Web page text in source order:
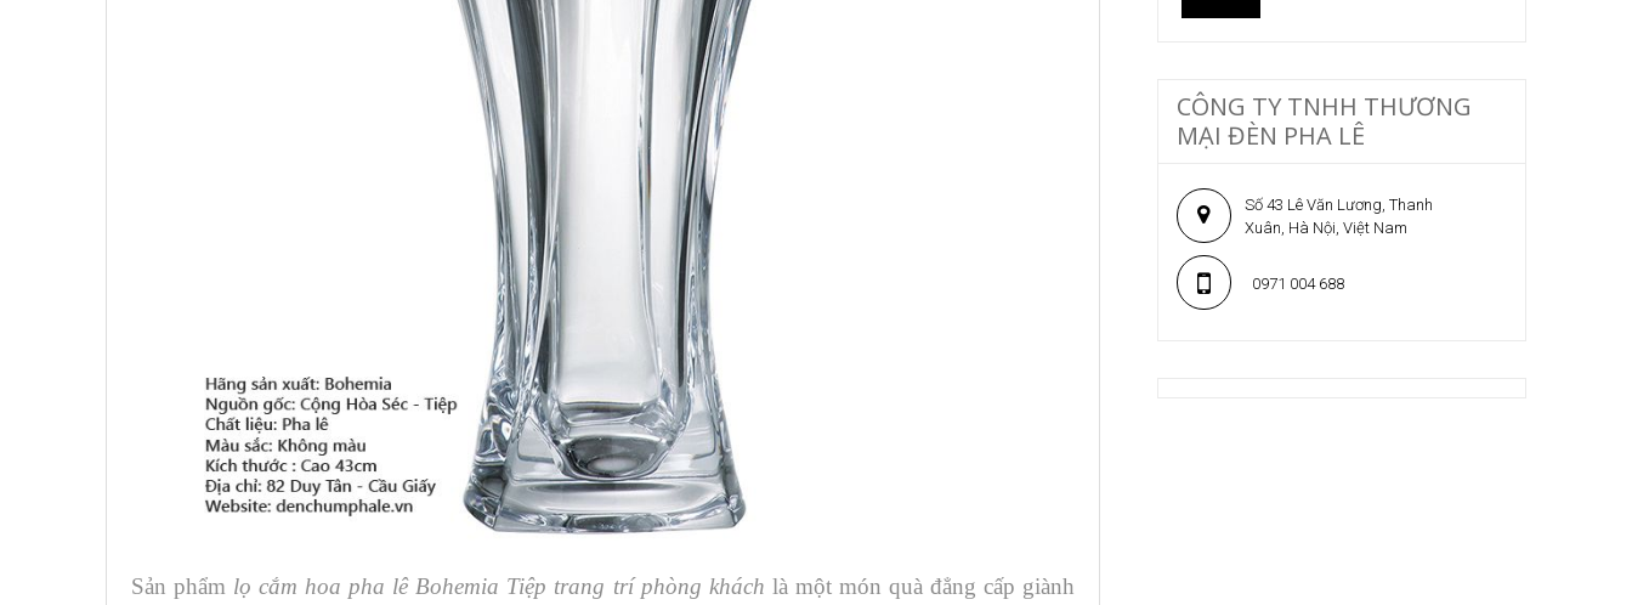
Sản phẩm lọ cắm hoa pha lê Bohemia Tiệp trang trí phòng khách là một món quà đẳng cấp giành
CÔNG TY TNHH THƯƠNG
MẠI ĐÈN PHA LÊ
Số 43 Lê Văn Lương, Thanh
Xuân, Hà Nội, Việt Nam
0971 004 688